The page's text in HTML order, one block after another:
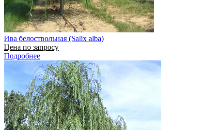
Ива белоствольная (Salix alba)
Цена по запросу
Подробнее